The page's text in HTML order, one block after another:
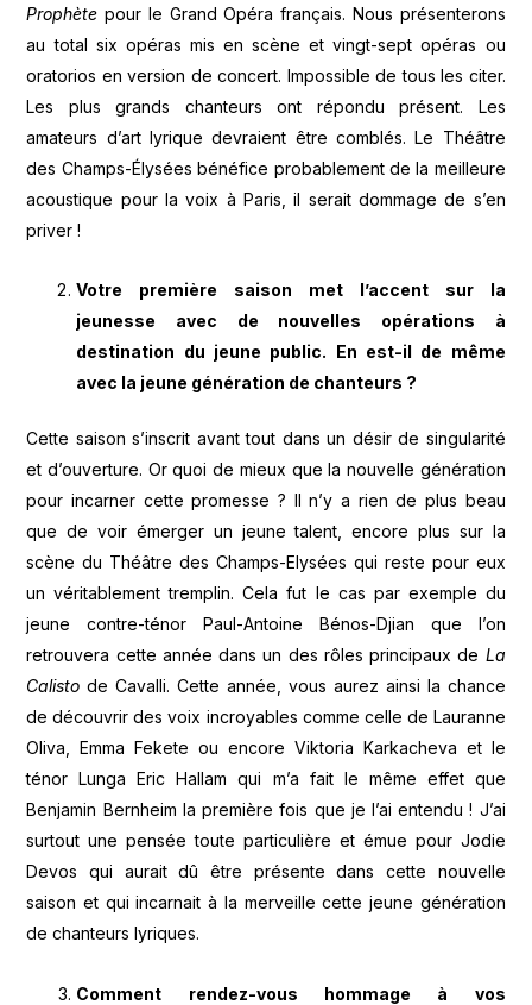
Prophète pour le Grand Opéra français. Nous présenterons
au total six opéras mis en scène et vingt-sept opéras ou
oratorios en version de concert. Impossible de tous les citer.
Les plus grands chanteurs ont répondu présent. Les
amateurs d’art lyrique devraient être comblés. Le Théâtre
des Champs-Élysées bénéfice probablement de la meilleure
acoustique pour la voix à Paris, il serait dommage de s’en
priver !
Votre première saison met l’accent sur la
jeunesse avec de nouvelles opérations à
destination du jeune public. En est-il de même
avec la jeune génération de chanteurs ?
Cette saison s’inscrit avant tout dans un désir de singularité
et d’ouverture. Or quoi de mieux que la nouvelle génération
pour incarner cette promesse ? Il n’y a rien de plus beau
que de voir émerger un jeune talent, encore plus sur la
scène du Théâtre des Champs-Elysées qui reste pour eux
un véritablement tremplin. Cela fut le cas par exemple du
jeune contre-ténor Paul-Antoine Bénos-Djian que l’on
retrouvera cette année dans un des rôles principaux de La
Calisto de Cavalli. Cette année, vous aurez ainsi la chance
de découvrir des voix incroyables comme celle de Lauranne
Oliva, Emma Fekete ou encore Viktoria Karkacheva et le
ténor Lunga Eric Hallam qui m’a fait le même effet que
Benjamin Bernheim la première fois que je l’ai entendu ! J’ai
surtout une pensée toute particulière et émue pour Jodie
Devos qui aurait dû être présente dans cette nouvelle
saison et qui incarnait à la merveille cette jeune génération
de chanteurs lyriques.
Comment rendez-vous hommage à vos